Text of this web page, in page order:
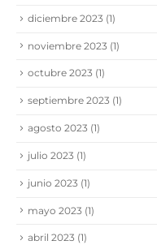
diciembre 2023 (1)
noviembre 2023 (1)
octubre 2023 (1)
septiembre 2023 (1)
agosto 2023 (1)
julio 2023 (1)
junio 2023 (1)
mayo 2023 (1)
abril 2023 (1)